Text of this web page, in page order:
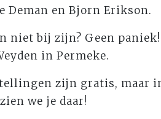
Deman en Bjorn Erikson.
niet bij zijn? Geen
in Permeke.
zijn gratis, maar
we je daar!